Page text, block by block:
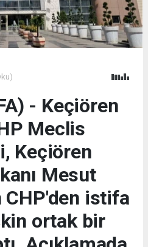
- Keçiören
Meclis
Keçiören
Mesut
CHP'den istifa
ortak bir